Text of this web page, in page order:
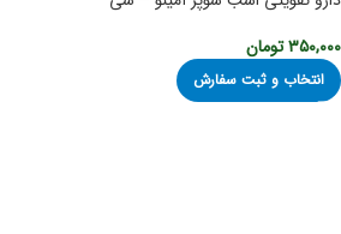
۳۵۰,۰۰۰تومان
انتخاب و ثبت سفارش